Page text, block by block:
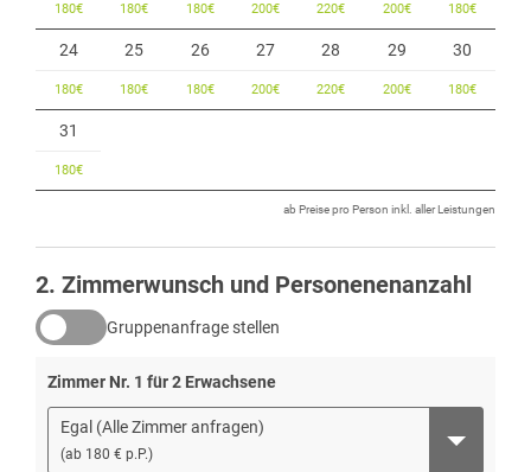
180€ 180€ 180€ 200€ 220€ 200€ 180€
24
180€
25
180€
26
180€
27
200€
28
220€
29
200€
30
180€
31
180€
ab Preise pro Person inkl. aller Leistungen
2. Zimmerwunsch und Personenenanzahl
Gruppenanfrage stellen
Zimmer Nr. 1 für2 Erwachsene
Egal (Alle Zimmer anfragen)
(ab 180 € p.P.)